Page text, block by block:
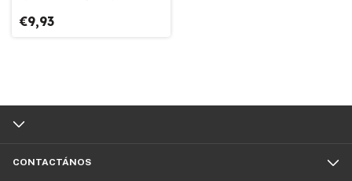
€9,93
CONTACTÁNOS